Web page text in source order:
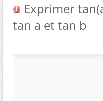
Exprimer
tan a et tan b